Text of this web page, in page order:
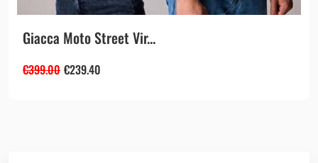
Giacca Moto Street Vir...
€399.00 €239.40